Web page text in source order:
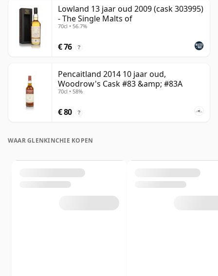
Lowland 13 jaar oud 2009 (cask 303995)
- The Single Malts of
70cl • 56.7%
€ 76 ?
Pencaitland 2014 10 jaar oud,
Woodrow's Cask #83 &amp; #83A
70cl • 58%
€ 80 ?
WAAR GLENKINCHIE KOPEN